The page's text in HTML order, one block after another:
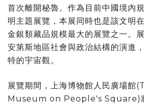
首次離開秘魯。作為目前中國境內
明主題展覽，本展同時也是該文明
金銀類藏品規模最大的展覽之一。
安第斯地區社會與政治結構的演進
特的宇宙觀。
展覽期間，上海博物館人民廣場
Museum on People's Square)